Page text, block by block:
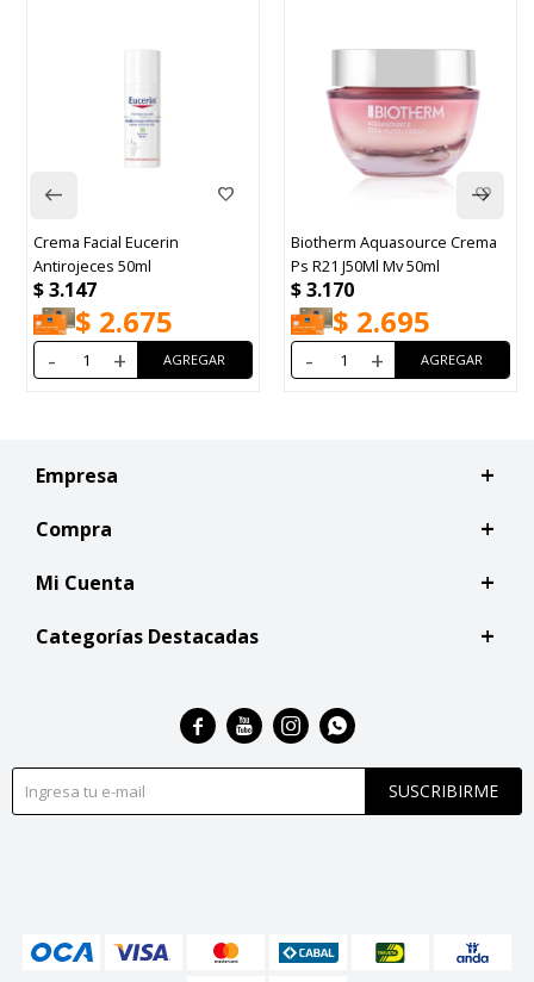
Crema Facial Eucerin
Antirojeces 50ml
$3.147
$ 2.675
- +
Biotherm Aquasource Crema
Ps R21 J50Ml Mv 50ml
$3.170
$ 2.695
- +
Empresa
Compra
Mi Cuenta
Categorías Destacadas
SUSCRIBIRME
   